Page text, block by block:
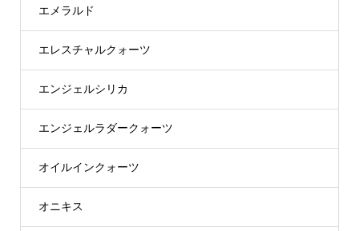
エメラルド
エレスチャルクォーツ
エンジェルシリカ
エンジェルラダークォーツ
オイルインクォーツ
オニキス